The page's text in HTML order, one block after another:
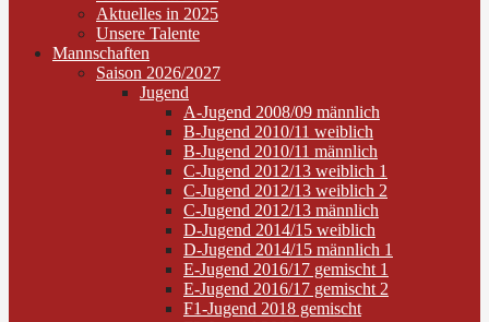
Aktuelles in 2025
Unsere Talente
Mannschaften
Saison 2026/2027
Jugend
A-Jugend 2008/09 männlich
B-Jugend 2010/11 weiblich
B-Jugend 2010/11 männlich
C-Jugend 2012/13 weiblich 1
C-Jugend 2012/13 weiblich 2
C-Jugend 2012/13 männlich
D-Jugend 2014/15 weiblich
D-Jugend 2014/15 männlich 1
E-Jugend 2016/17 gemischt 1
E-Jugend 2016/17 gemischt 2
F1-Jugend 2018 gemischt